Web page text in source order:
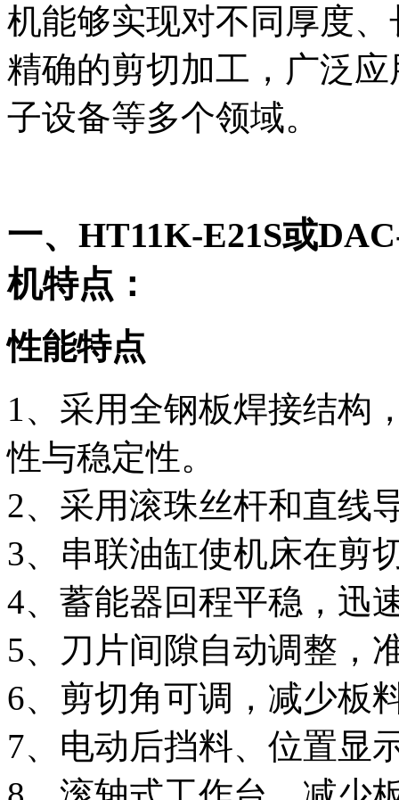
机能够实现对不同厚度
精确的剪切加工，广泛
子设备等多个领域。
一、HT11K-E21S或
机特点：
性能特点
1、采用全钢板焊接结构
性与稳定性。
2、采用滚珠丝杆和直线
3、串联油缸使机床在剪
4、蓄能器回程平稳，迅
5、刀片间隙自动调整，
6、剪切角可调，减少板
7、电动后挡料、位置显